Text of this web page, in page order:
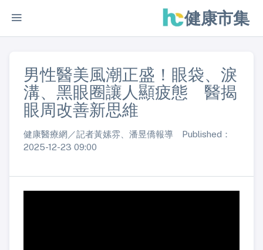
健康市集
男性醫美風潮正盛！眼袋、淚
溝、黑眼圈讓人顯疲態 醫揭
眼周改善新思維
健康醫療網／記者黃嫊雰、潘昱僑報導 Published：
2025-12-23 09:00